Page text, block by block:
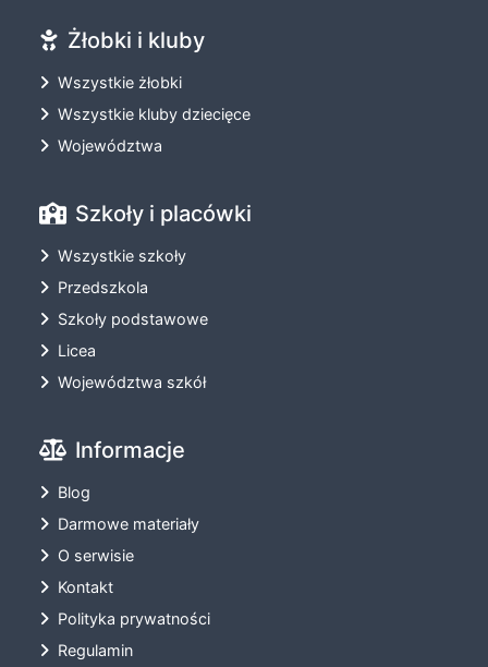
Żłobki i kluby
Wszystkie żłobki
Wszystkie kluby dziecięce
Województwa
Szkoły i placówki
Wszystkie szkoły
Przedszkola
Szkoły podstawowe
Licea
Województwa szkół
Informacje
Blog
Darmowe materiały
O serwisie
Kontakt
Polityka prywatności
Regulamin